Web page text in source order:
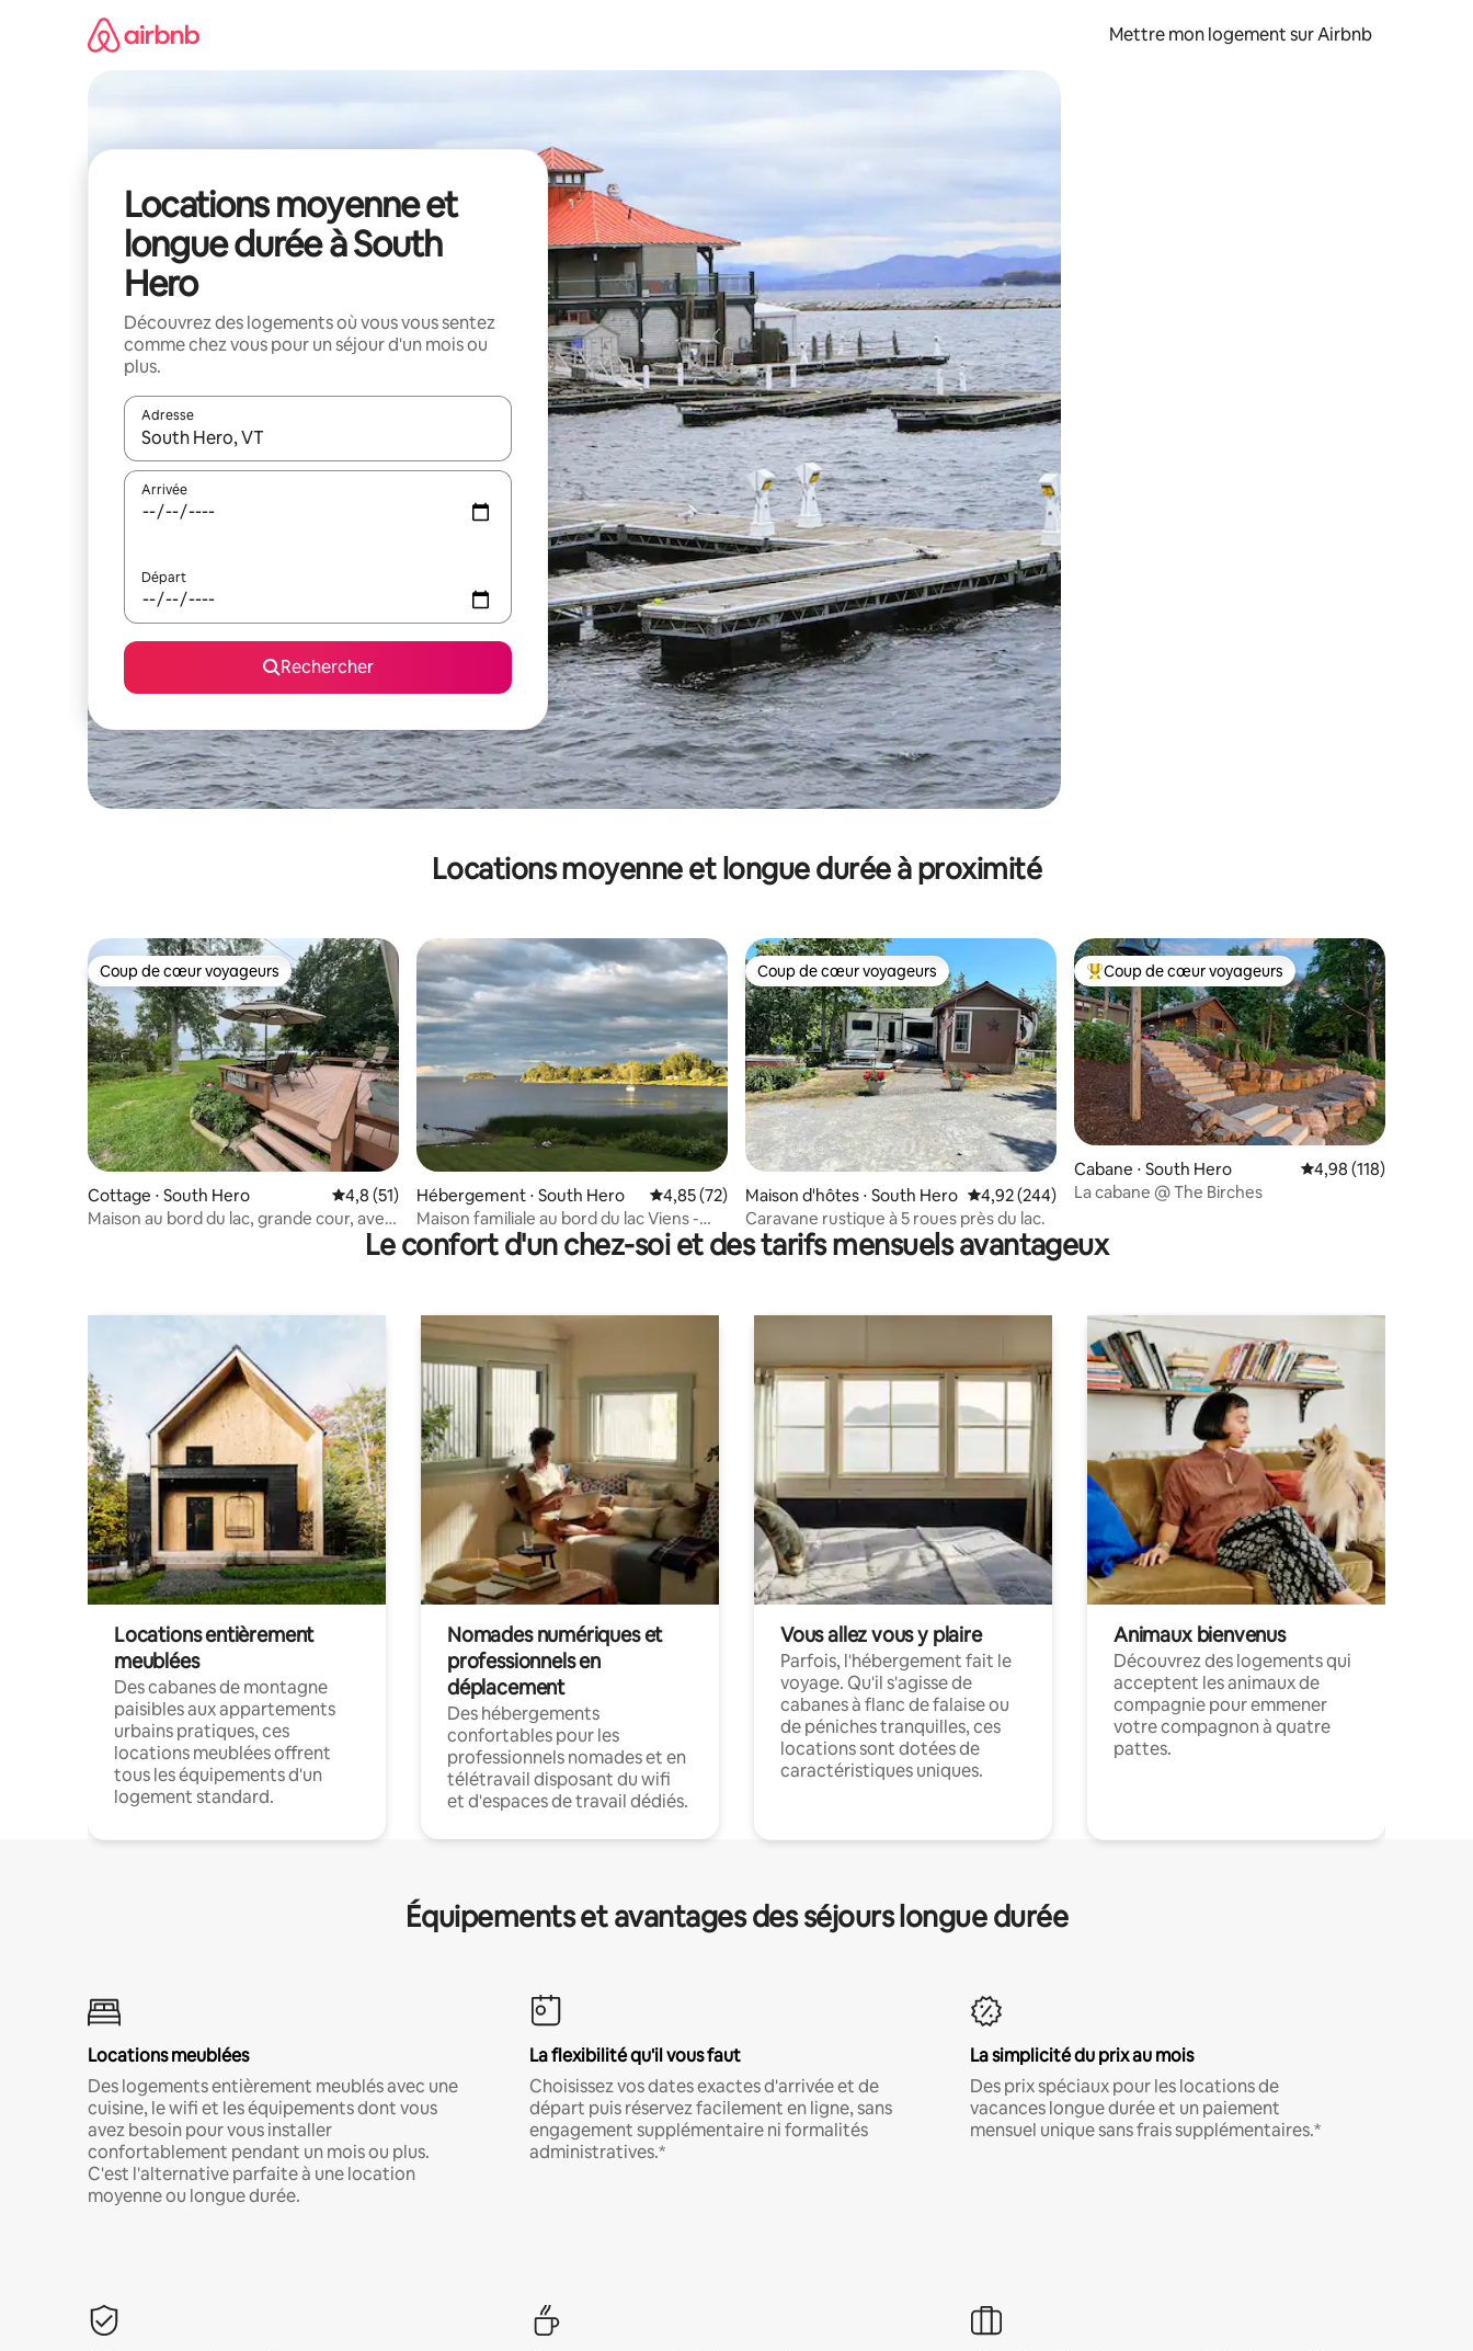
Mettre mon logement sur Airbnb
Locations moyenne et
longue durée à South
Hero
Découvrez des logements où vous vous sentez
comme chez vous pour un séjour d'un mois ou
plus.
Adresse
Lorsque les résultats s'affichent, utilisez les flèches vers le haut et vers le bas pour les parcourir ou en appuyant et en faisant glisser.
Arrivée
Départ
Rechercher
Locations moyenne et longue durée à proximité
Coup de cœur voyageurs
Coup de cœur voyageurs
Cottage ⋅ South Hero Évaluation moyenne sur la base de 51 commentaires : 4,8 sur 5
4,8 (51)
Maison au bord du lac, grande cour, avec
Hébergement ⋅ South Hero Évaluation moyenne sur la base de 72 commentaires : 4,85 sur 5
4,85 (72)
Maison familiale au bord du lac Viens -
Keeler's Bay
Coup de cœur voyageurs
Coup de cœur voyageurs
Maison d'hôtes ⋅ South Hero Évaluation moyenne sur la base de 244 commentaires : 4,92 sur 5
4,92 (244)
Caravane rustique à 5 roues près du lac.
Coups de cœur voyageurs les plus appréciés
Coup de cœur voyageurs
Cabane ⋅ South Hero Évaluation moyenne
4,98 (118)
La cabane @ The Birches
Le confort d'un chez-soi et des tarifs mensuels avantageux
Locations entièrement
meublées
Des cabanes de montagne
paisibles aux appartements
urbains pratiques, ces
locations meublées offrent
tous les équipements d'un
logement standard.
Nomades numériques et
professionnels en
déplacement
Des hébergements
confortables pour les
professionnels nomades et en
télétravail disposant du wifi
et d'espaces de travail dédiés.
Vous allez vous y plaire
Parfois, l'hébergement fait le
voyage. Qu'il s'agisse de
cabanes à flanc de falaise ou
de péniches tranquilles, ces
locations sont dotées de
caractéristiques uniques.
Animaux bienvenus
Découvrez des logements qui
acceptent les animaux de
compagnie pour emmener
votre compagnon à quatre
pattes.
Équipements et avantages des séjours longue durée
Locations meublées
Des logements entièrement meublés avec une
cuisine, le wifi et les équipements dont vous
avez besoin pour vous installer
confortablement pendant un mois ou plus.
C'est l'alternative parfaite à une location
moyenne ou longue durée.
La flexibilité qu'il vous faut
Choisissez vos dates exactes d'arrivée et de
départ puis réservez facilement en ligne, sans
engagement supplémentaire ni formalités
administratives.*
La simplicité du prix au mois
Des prix spéciaux pour les locations de
vacances longue durée et un paiement
mensuel unique sans frais supplémentaires.*